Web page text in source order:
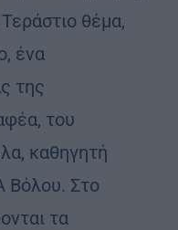
θέμα,
ένα
της
του
καθηγητή
Βόλου. Στο
τα